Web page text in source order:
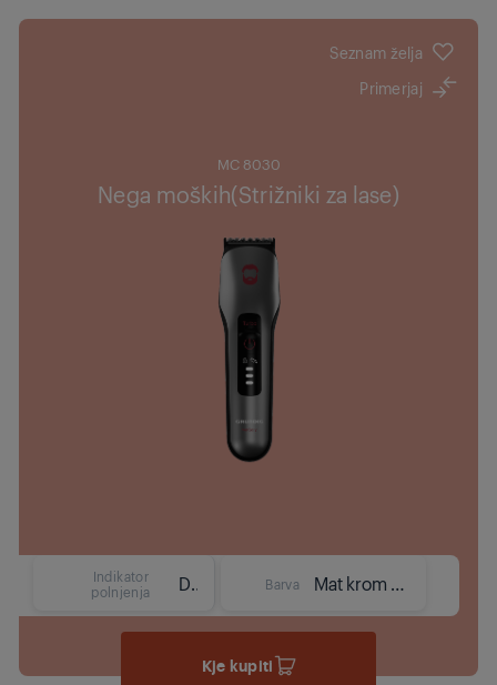
Seznam želja
Primerjaj
MC 8030
Nega moških(Strižniki za lase)
Indikator
polnjenja
Da Barva Mat krom / Rdeča
Kje kupiti